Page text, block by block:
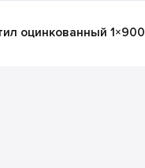
оцинкованный 1×900